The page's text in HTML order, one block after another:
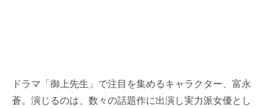
ドラマ「御上先生」で注目を集めるキャラクター、富永
蒼。演じるのは、数々の話題作に出演し実力派女優とし